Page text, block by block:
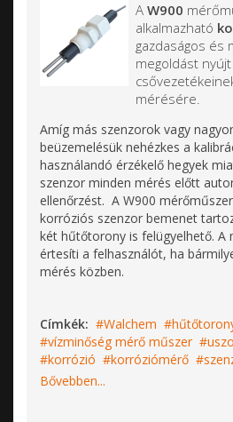
A W900
alkalmazható
gazdaságos és
megoldást
mérésére.
Amíg más szenzorok vagy
beüzemelésük nehézkes a
használandó érzékelő hegyek
szenzor minden mérés előtt
ellenőrzést. A W900
korróziós szenzor bemenet
két hűtőtorony is felügyelhető. A
értesíti a felhasználót, ha
mérés közben.
Címkék: Walchem
vízminőség mérő műszer
korrózió
korróziómérő
Bővebben...